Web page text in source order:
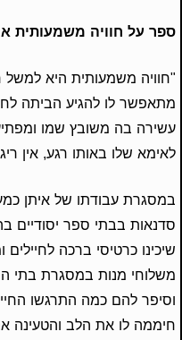
ספר על חוויה משמעותית
"חוויה משמעותית היא
מתאפשר לו להגיע הביתה
עשירה בה משובץ שמו
לאימא שלו באותו רגע, אין
במסגרת עבודתו של איתן
סדנאות בבתי ספר יסודיים
משלוחי מנות במסגרת בתי
וסיפר להם כמה התרגשו
חיממה לו את הלב והטעינה